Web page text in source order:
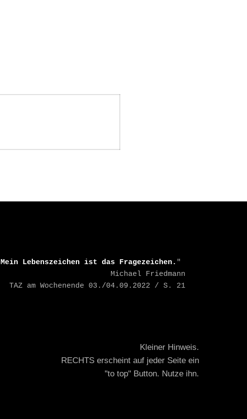
Mein Lebenszeichen ist das Fragezeichen. "
    TAZ am Wochenende 03./04.09.2022 / S. 21
Kleiner Hinweis.
RECHTS erscheint auf jeder Seite ein
"to top" Button. Nutze ihn.